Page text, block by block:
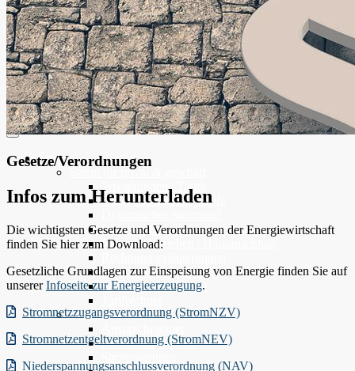
Strom
Strom für privat & geschäft
Privatkunden | Tarife
Geschäftskunden | Tarife
Infos zur Grund-/Ersatzversorgung
Bauen | Umziehen | Hausanschluss
Strompreisbestandteile
Stromkennzeichnung
Service
Download-Bereich
Gesetze/Verordnungen
Infos zum Herunterladen
Die wichtigsten Gesetze und Verordnungen der Energiewirtschaft
finden Sie hier zum Download:
Gesetzliche Grundlagen zur Einspeisung von Energie finden Sie auf
unsererInfoseite zur Energieerzeugung.
Stromnetzzugangsverordnung (StromNZV)
Stromnetzentgeltverordnung (StromNEV)
Niederspannungsanschlussverordnung (NAV)